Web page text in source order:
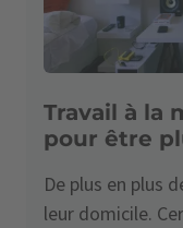
Travail à la
pour être
De plus en plus
leur domicile.